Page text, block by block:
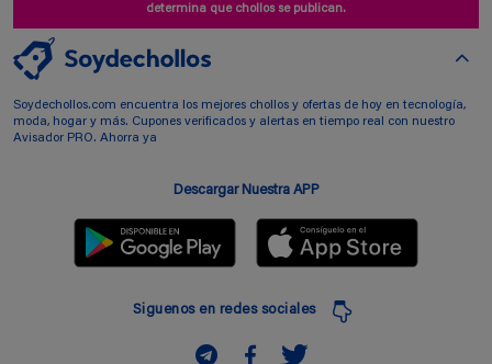
determina que chollos se publican.
Soydechollos.com encuentra los mejores chollos y ofertas de hoy en tecnología,
moda, hogar y más. Cupones verificados y alertas en tiempo real con nuestro
Avisador PRO. Ahorra ya
Descargar Nuestra APP
Siguenos en redes sociales